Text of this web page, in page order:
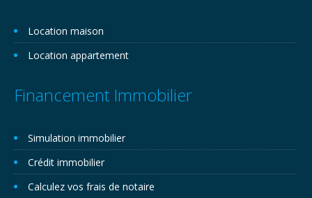
Location maison
Location appartement
Financement Immobilier
Simulation immobilier
Crédit immobilier
Calculez vos frais de notaire